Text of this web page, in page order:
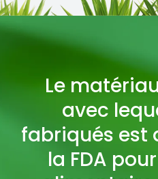
Le
avec
fabriqués est
la FDA